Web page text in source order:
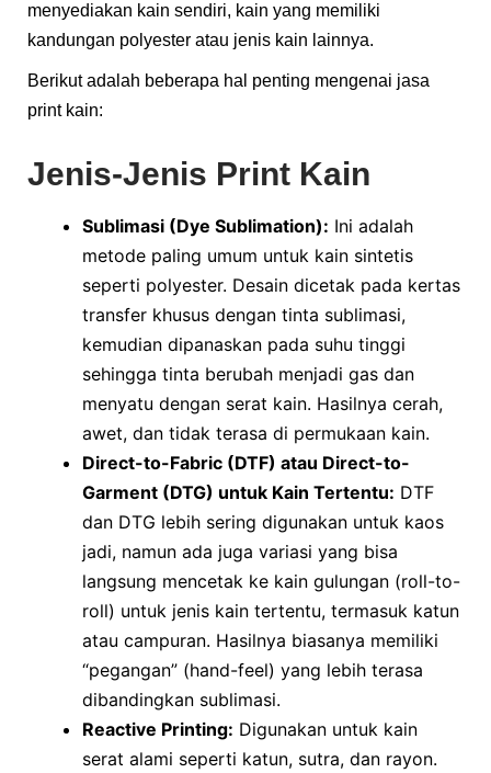
menyediakan kain sendiri, kain yang memiliki
kandungan polyester atau jenis kain lainnya.​
Berikut adalah beberapa hal penting mengenai jasa
print kain:
Jenis-Jenis Print Kain
Sublimasi (Dye Sublimation): Ini adalah
metode paling umum untuk kain sintetis
seperti polyester. Desain dicetak pada kertas
transfer khusus dengan tinta sublimasi,
kemudian dipanaskan pada suhu tinggi
sehingga tinta berubah menjadi gas dan
menyatu dengan serat kain. Hasilnya cerah,
awet, dan tidak terasa di permukaan kain.
Direct-to-Fabric (DTF) atau Direct-to-
Garment (DTG) untuk Kain Tertentu: DTF
dan DTG lebih sering digunakan untuk kaos
jadi, namun ada juga variasi yang bisa
langsung mencetak ke kain gulungan (roll-to-
roll) untuk jenis kain tertentu, termasuk katun
atau campuran. Hasilnya biasanya memiliki
“pegangan” (hand-feel) yang lebih terasa
dibandingkan sublimasi.
Reactive Printing: Digunakan untuk kain
serat alami seperti katun, sutra, dan rayon.